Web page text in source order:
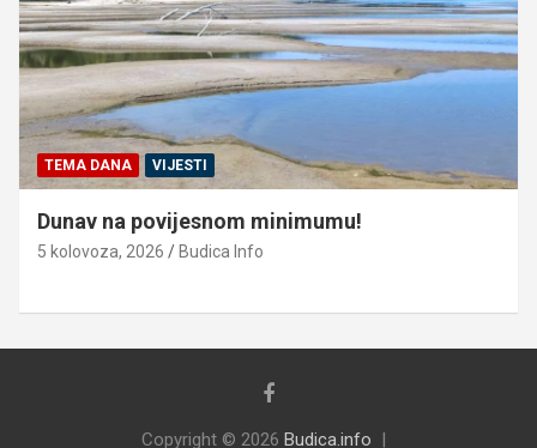
TEMA DANA VIJESTI
Dunav na povijesnom minimumu!
5 kolovoza, 2026 Budica Info
Copyright © 2026 Budica.info